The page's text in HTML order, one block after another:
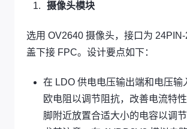
摄像头模块
选用 OV2640 摄像头，接口为 24PIN-
盖下接 FPC。设计要点如下：
在 LDO 供电电压输出端和电压输
欧电阻以调节阻抗，改善电流特性
脚附近放置合适大小的电容以调节